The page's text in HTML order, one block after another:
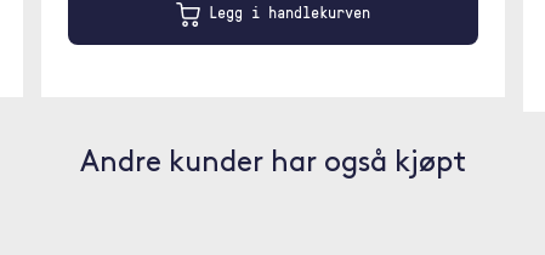
Legg i handlekurven
Andre kunder har også kjøpt